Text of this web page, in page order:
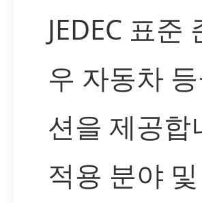
JEDEC 표
우 자동차
션을 제공합
적용 분야